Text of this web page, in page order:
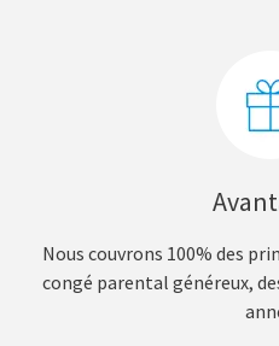
Nous couvrons 100% des
congé parental généreux,